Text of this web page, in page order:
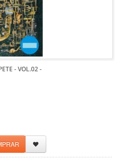
- VOL.02-